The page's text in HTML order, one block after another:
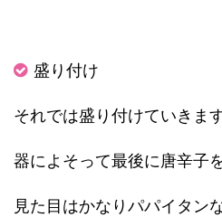
盛り付け
それでは盛り付けていきます
器によそって最後に唐辛子
見た目はかなりパパイタン